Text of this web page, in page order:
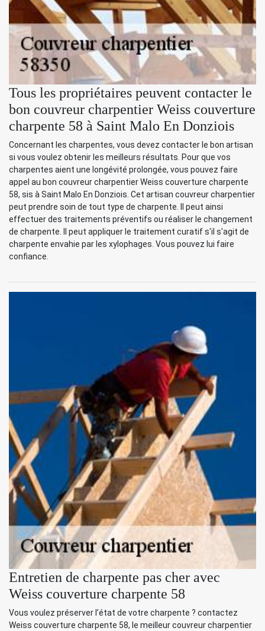
Tous les propriétaires peuvent contacter le
bon couvreur charpentier Weiss couverture
charpente 58 à Saint Malo En Donziois
Concernant les charpentes, vous devez contacter le bon artisan
si vous voulez obtenir les meilleurs résultats. Pour que vos
charpentes aient une longévité prolongée, vous pouvez faire
appel au bon couvreur charpentier Weiss couverture charpente
58, sis à Saint Malo En Donziois. Cet artisan couvreur charpentier
peut prendre soin de tout type de charpente. Il peut ainsi
effectuer des traitements préventifs ou réaliser le changement
de charpente. Il peut appliquer le traitement curatif s'il s'agit de
charpente envahie par les xylophages. Vous pouvez lui faire
confiance.
Entretien de charpente pas cher avec
Weiss couverture charpente 58
Vous voulez préserver l’état de votre charpente ? contactez
Weiss couverture charpente 58, le meilleur couvreur charpentier